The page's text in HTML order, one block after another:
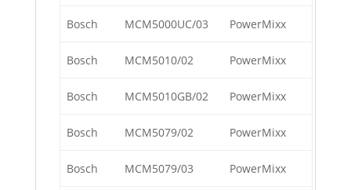
Bosch MCM5000UC/03 PowerMixx
Bosch MCM5010/02 PowerMixx
Bosch MCM5010GB/02 PowerMixx
Bosch MCM5079/02 PowerMixx
Bosch MCM5079/03 PowerMixx